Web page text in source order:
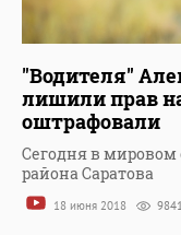
"Водителя"
лишили прав
оштрафовали
Сегодня в мировом
района Саратова
18 июня 2018